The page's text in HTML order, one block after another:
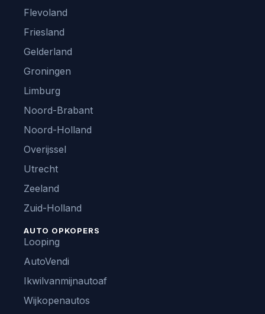
Flevoland
Friesland
Gelderland
Groningen
Limburg
Noord-Brabant
Noord-Holland
Overijssel
Utrecht
Zeeland
Zuid-Holland
AUTO OPKOPERS
Looping
AutoVendi
Ikwilvanmijnautoaf
Wijkopenautos